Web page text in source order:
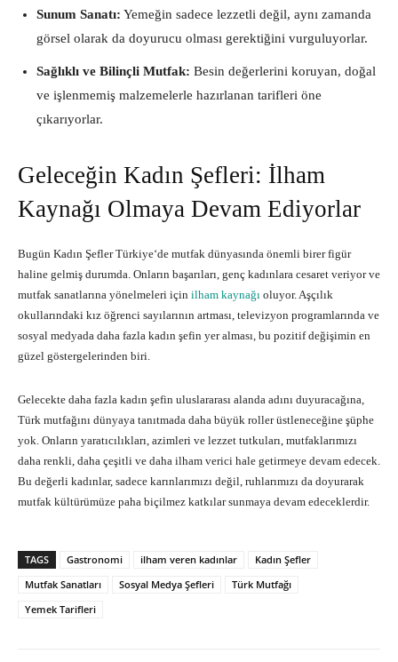
Sunum Sanatı: Yemeğin sadece lezzetli değil, aynı zamanda
görsel olarak da doyurucu olması gerektiğini vurguluyorlar.
Sağlıklı ve Bilinçli Mutfak: Besin değerlerini koruyan, doğal
ve işlenmemiş malzemelerle hazırlanan tarifleri öne
çıkarıyorlar.
Geleceğin Kadın Şefleri: İlham
Kaynağı Olmaya Devam Ediyorlar
Bugün Kadın Şefler Türkiye‘de mutfak dünyasında önemli birer figür
haline gelmiş durumda. Onların başarıları, genç kadınlara cesaret veriyor ve
mutfak sanatlarına yönelmeleri için ilham kaynağı oluyor. Aşçılık
okullarındaki kız öğrenci sayılarının artması, televizyon programlarında ve
sosyal medyada daha fazla kadın şefin yer alması, bu pozitif değişimin en
güzel göstergelerinden biri.
Gelecekte daha fazla kadın şefin uluslararası alanda adını duyuracağına,
Türk mutfağını dünyaya tanıtmada daha büyük roller üstleneceğine şüphe
yok. Onların yaratıcılıkları, azimleri ve lezzet tutkuları, mutfaklarımızı
daha renkli, daha çeşitli ve daha ilham verici hale getirmeye devam edecek.
Bu değerli kadınlar, sadece karınlarımızı değil, ruhlarımızı da doyurarak
mutfak kültürümüze paha biçilmez katkılar sunmaya devam edeceklerdir.
TAGS Gastronomi ilham veren kadınlar
Kadın Şefler
Mutfak Sanatları
Sosyal Medya Şefleri
Türk Mutfağı
Yemek Tarifleri